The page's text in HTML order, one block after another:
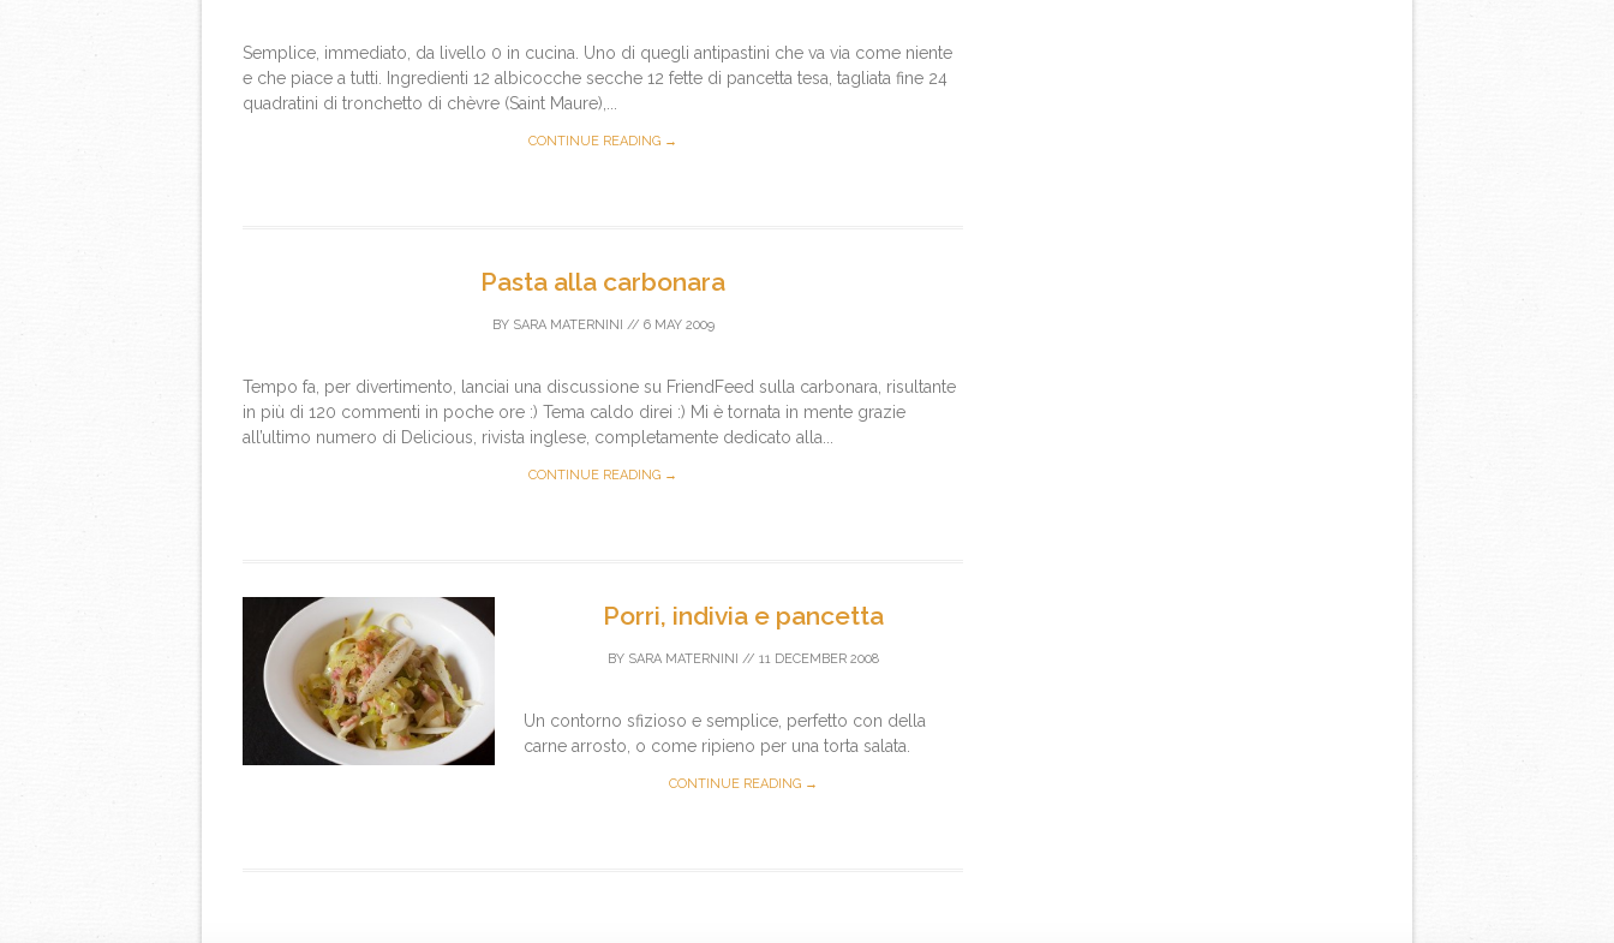
Semplice, immediato, da livello 0 in cucina. Uno di quegli antipastini che va via come niente
e che piace a tutti. Ingredienti 12 albicocche secche 12 fette di pancetta tesa, tagliata fine 24
quadratini di tronchetto di chèvre (Saint Maure),...
CONTINUE READING →
Pasta alla carbonara
BY SARA MATERNINI // 6 MAY 2009
Tempo fa, per divertimento, lanciai una discussione su FriendFeed sulla carbonara, risultante
in più di 120 commenti in poche ore :) Tema caldo direi :) Mi è tornata in mente grazie
all’ultimo numero di Delicious, rivista inglese, completamente dedicato alla...
CONTINUE READING →
Porri, indivia e pancetta
BY SARA MATERNINI // 11 DECEMBER 2008
Un contorno sfizioso e semplice, perfetto con della
carne arrosto, o come ripieno per una torta salata.
CONTINUE READING →